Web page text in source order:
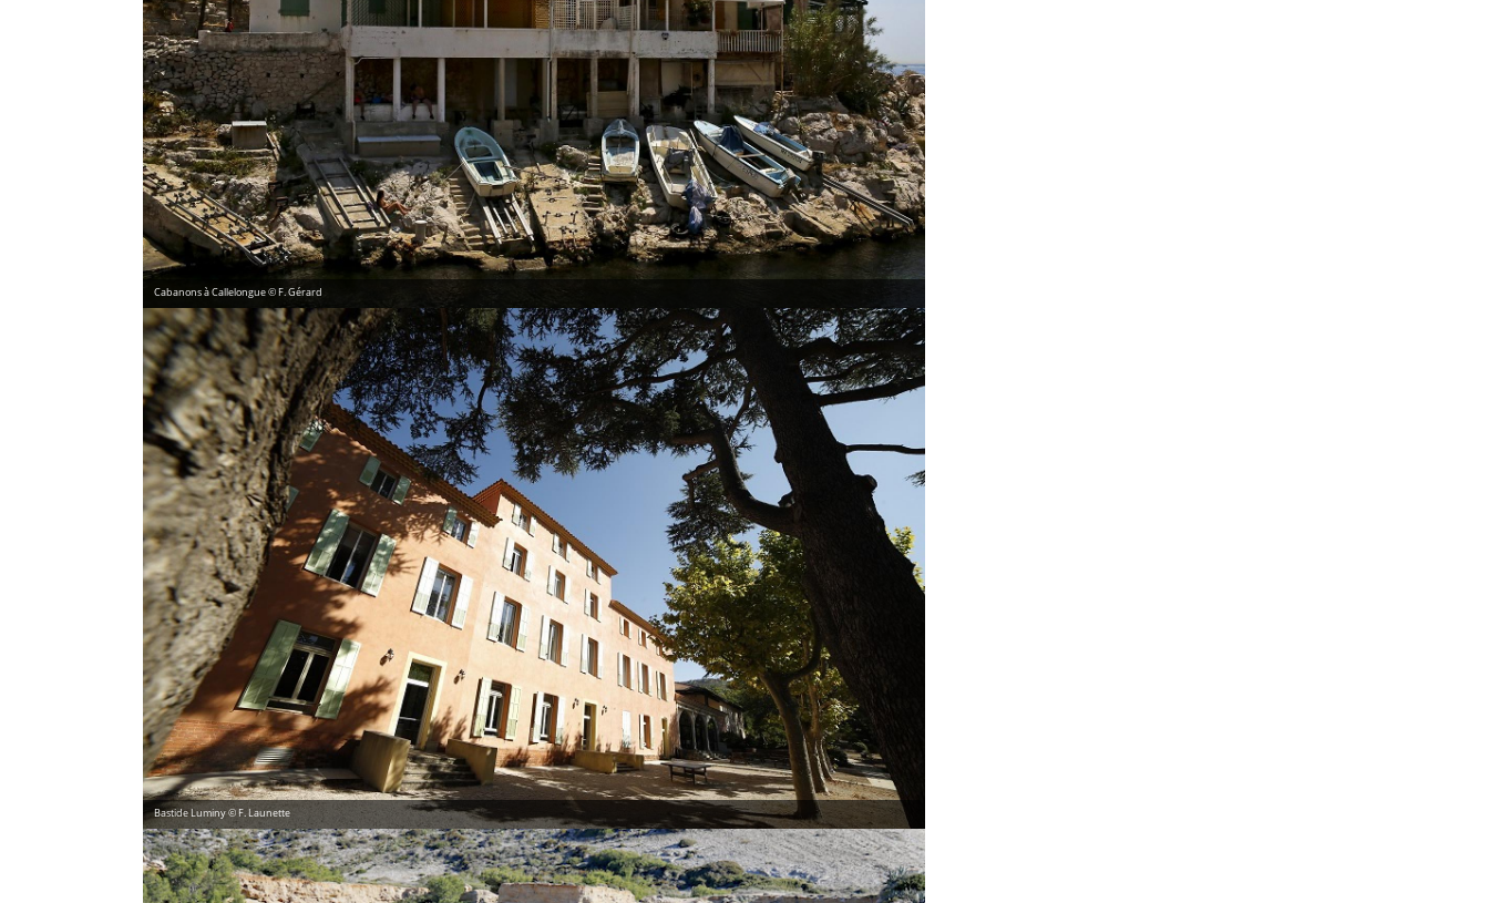
Cabanons à Callelongue © F. Gérard
Bastide Luminy © F. Launette